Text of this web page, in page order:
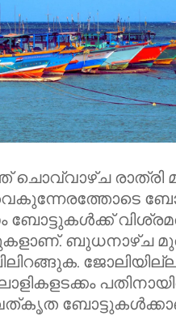
ചൊവ്വാഴ്ച രാത്രി
ബോട്ടുകൾക്ക്
ബുധനാഴ്ച